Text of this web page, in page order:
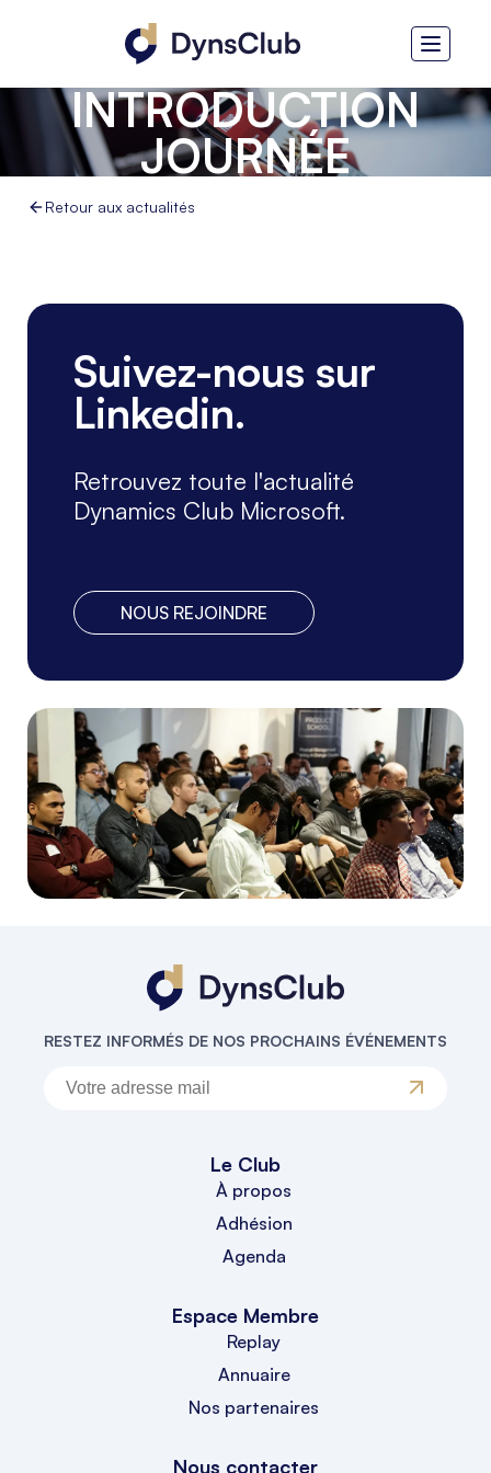
DYNSCLUB -
INTRODUCTION
JOURNÉE
UTILISATEURS 2023
Retour aux actualités
Suivez-nous sur
Linkedin.
Retrouvez toute l'actualité
Dynamics Club Microsoft.
NOUS REJOINDRE
RESTEZ INFORMÉS DE NOS PROCHAINS ÉVÉNEMENTS
Le Club
À propos
Adhésion
Agenda
Espace Membre
Replay
Annuaire
Nos partenaires
Nous contacter